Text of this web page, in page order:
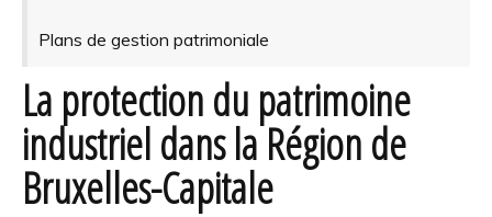
Plans de gestion patrimoniale
La protection du patrimoine
industriel dans la Région de
Bruxelles-Capitale